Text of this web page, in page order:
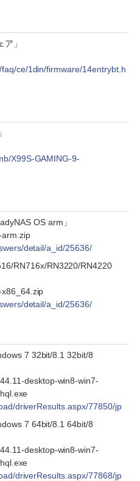
」
ce/1din/firmware/14entrybt.h
X99S-GAMING-9-
OS arm」
detail/a_id/25636/
RN716x/RN3220/RN4220
detail/a_id/25636/
7 32bit/8.1 32bit/8
desktop-win8-win7-
driverResults.aspx/77850/jp
7 64bit/8.1 64bit/8
desktop-win8-win7-
driverResults.aspx/77868/jp